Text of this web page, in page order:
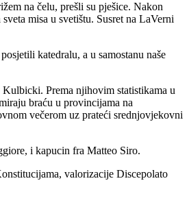
na čelu, prešli su pješice. Nakon
misa u svetištu. Susret na LaVerni
katedralu, a u samostanu naše
Prema njihovim statistikama u
braću u provincijama na
večerom uz prateći srednjovjekovni
i kapucin fra Matteo Siro.
valorizacije Discepolato